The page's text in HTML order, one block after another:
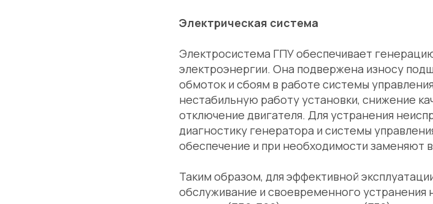
Электрическая система
Электросистема ГПУ обеспечивает
электроэнергии. Она подвержена износу
обмоток и сбоям в работе системы
нестабильную работу установки, снижение
отключение двигателя. Для устранения
диагностику генератора и системы
обеспечение и при необходимости заменяют
Таким образом, для эффективной
обслуживание и своевременного